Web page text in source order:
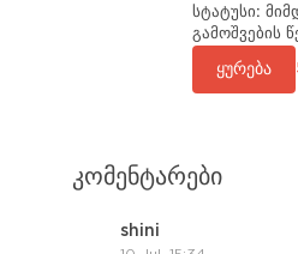
სტატუსი:
გამოშვების
ყურება
კომენტარები
shini